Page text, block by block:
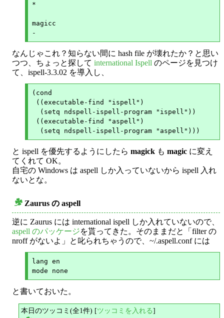
*
magicc
なんじゃこれ？知らない間に hash file が壊れたか？と思い
つつ、ちょっと探して international Ispell のページを見つけ
て、ispell-3.3.02 を導入し、
(cond
((executable-find "ispell")
  (setq ndspell-ispell-program "ispell"))
((executable-find "aspell")
と ispell を優先するようにしたら magick も magic に変え
てくれて OK。
自宅の Windows は aspell しか入っていないから ispell 入れ
ないとな。
Zaurus の aspell
逆に Zaurus には international ispell しか入れていないので、
aspell のパッケージを貰ってきた。そのままだと「filter の
nroff がないよ」と叱られちゃうので、~/.aspell.conf には
lang en
と書いておいた。
本日のツッコミ(全1件) [ツッコミを入れる]